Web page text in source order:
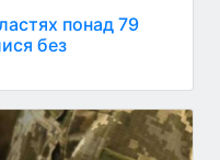
понад 79
без